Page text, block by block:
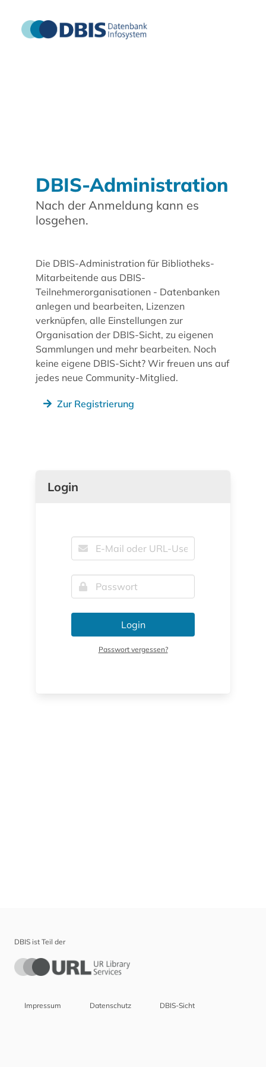
DBIS-Administration
Nach der Anmeldung kann es
losgehen.
Die DBIS-Administration für Bibliotheks-
Mitarbeitende aus DBIS-
Teilnehmerorganisationen - Datenbanken
anlegen und bearbeiten, Lizenzen
verknüpfen, alle Einstellungen zur
Organisation der DBIS-Sicht, zu eigenen
Sammlungen und mehr bearbeiten. Noch
keine eigene DBIS-Sicht? Wir freuen uns auf
jedes neue Community-Mitglied.
Zur Registrierung
Login
Login
Passwort vergessen?
DBIS ist Teil der
Impressum Datenschutz DBIS-Sicht